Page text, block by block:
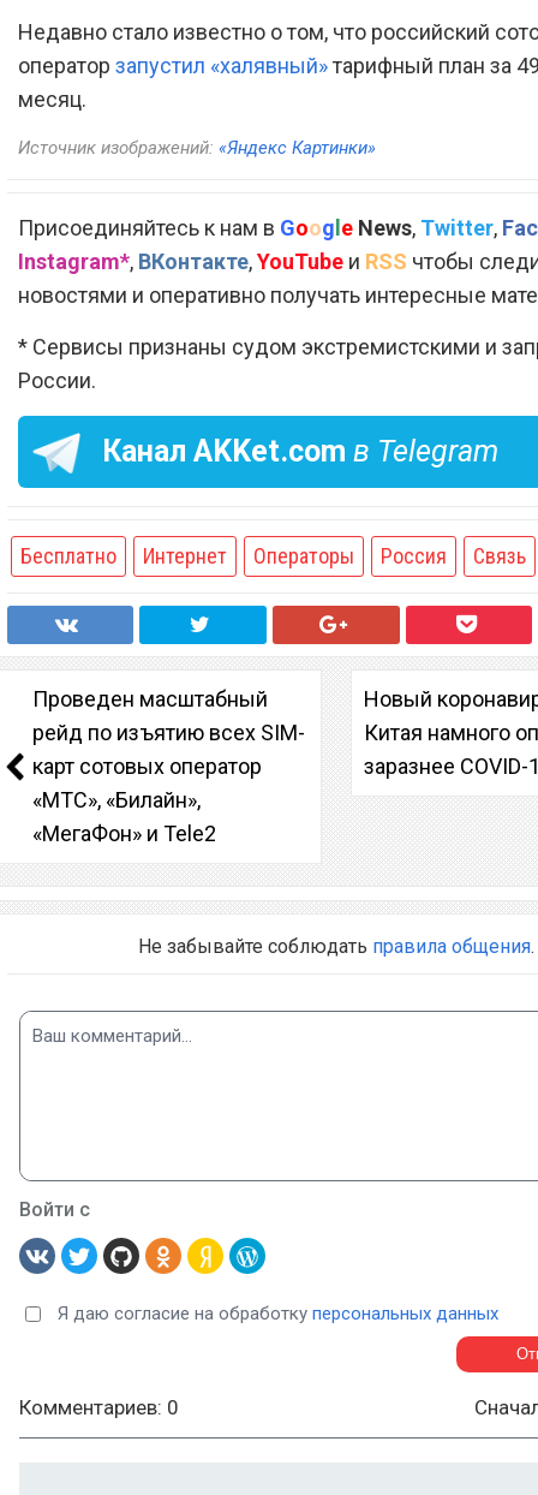
Недавно стало известно о том, что российский
оператор запустил «халявный»тарифный план за
месяц.
Источник изображений: «Яндекс Картинки»
Присоединяйтесь к нам в Google News, Twitter,
Instagram*, ВКонтакте,YouTube и RSS чтобы
новостями и оперативно получать интересные
* Сервисы признаны судом экстремистскими и
России.
Канал AKKet.com в Telegram
Бесплатно Интернет Операторы Россия Связь
Проведен масштабный
рейд по изъятию всех SIM-
карт сотовых оператор
«МТС», «Билайн»,
«МегаФон» и Tele2
Новый
Китая намного
заразнее COVID-
Не забывайте соблюдать правила общения.
Войти с
Я даю согласие на обработку персональных данных
Комментариев: 0